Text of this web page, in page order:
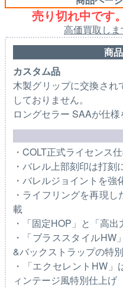
売り切れ中です
高価買取し
商
カスタム品
木製グリップに交換され
しておりません。
ロングセラー SAAが仕
・COLT正式ライセンス
・バレル上部刻印は打刻
・バレルジョイントを強
・ライフリングを再現
載
・「固定HOP」と「高
・「ブラススタイルHW
&バックストラップの特
・「エクセレントHW
ィンテージ風特別仕上げ